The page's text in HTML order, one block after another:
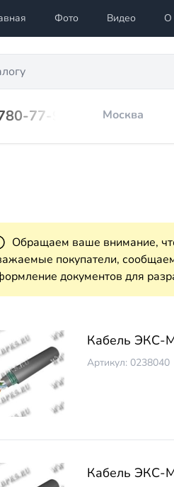
Фото Видео О
77-98 Москва
Обращаем ваше внимание,
покупатели,
документов для
Кабель
Артикул: 0238040
Кабель